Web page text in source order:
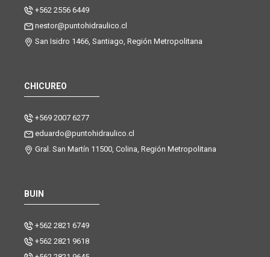
+562 2556 6449
nestor@puntohidraulico.cl
San Isidro 1466, Santiago, Región Metropolitana
CHICUREO
+569 2007 6277
eduardo@puntohidraulico.cl
Gral. San Martín 11500, Colina, Región Metropolitana
BUIN
+562 2821 6749
+562 2821 9618